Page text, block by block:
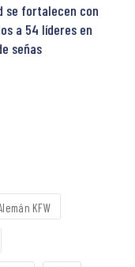
se fortalecen con
a 54 líderes en
señas
KFW